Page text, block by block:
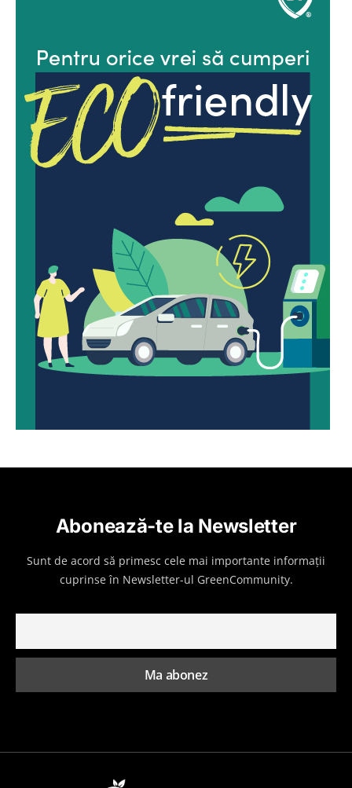
Abonează-te la Newsletter
Sunt de acord să primesc cele mai importante informații
cuprinse în Newsletter-ul GreenCommunity.